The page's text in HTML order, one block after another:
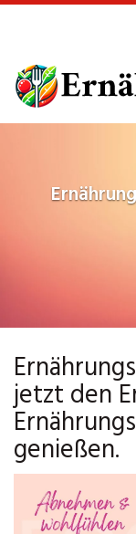
main
content
jetzt den
genießen.